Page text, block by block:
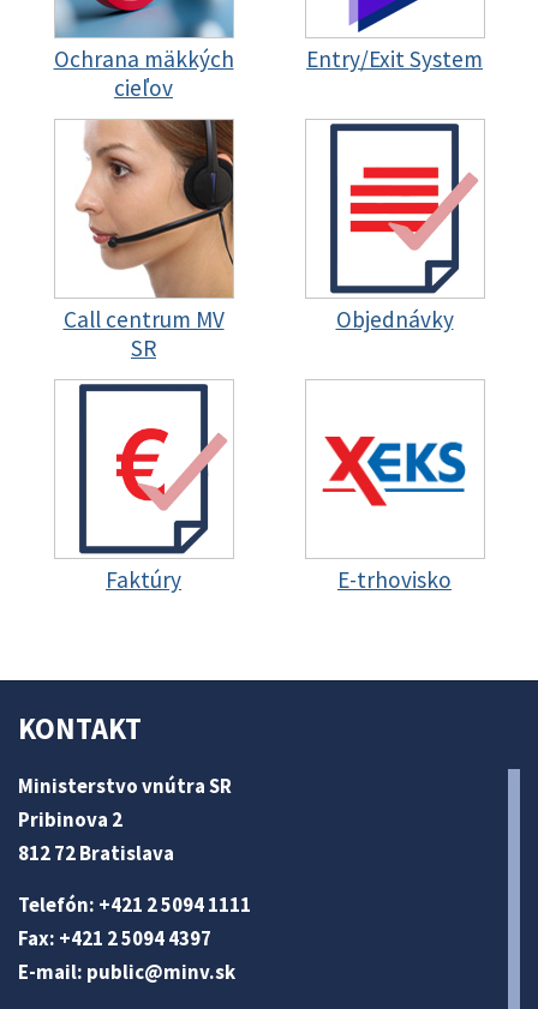
Ochrana mäkkých
cieľov
Entry/Exit System
Call centrum MV
SR
Objednávky
Faktúry E-trhovisko
KONTAKT
Ministerstvo vnútra SR
Pribinova 2
812 72 Bratislava
Telefón: +421 2 5094 1111
Fax: +421 2 5094 4397
E-mail: public@minv.sk